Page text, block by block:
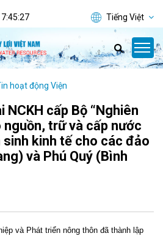
Tiếng Việt
hoạt động Viện
cấp Bộ “Nghiên
trữ và cấp nước
sinh kinh tế cho các đảo
và Phú Quý (Bình
và Phát triển nông thôn đã thành lập